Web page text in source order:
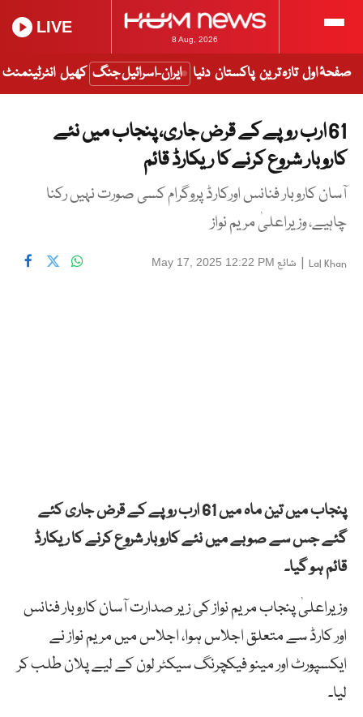
8 Aug, 2026
LIVE
صفحۂ اول تازہ ترین پاکستان دنیا ایران-اسرائیل جنگ کھیل انٹرٹینمنٹ
61 ارب روپے کے قرض جاری، پنجاب میں نئے
کاروبار شروع کرنے کا ریکارڈ قائم
آسان کاروبار فنانس اورکارڈ پروگرام کسی صورت نہیں رکنا
چاہیے، وزیراعلیٰ مریم نواز
Lal Khan
| شائع May 17, 2025 12:22 PM
پنجاب میں تین ماہ میں 61 ارب روپے کے قرض جاری کئے
گئے جس سے صوبے میں نئے کاروبار شروع کرنے کا ریکارڈ
قائم ہو گیا۔
وزیراعلیٰ پنجاب مریم نواز کی زیر صدارت آسان کاروبار فنانس
اور کارڈ سے متعلق اجلاس ہوا، اجلاس میں مریم نواز نے
ایکسپورٹ اور مینو فیکچرنگ سیکٹر لون کے لیے پلان طلب کر
لیا۔